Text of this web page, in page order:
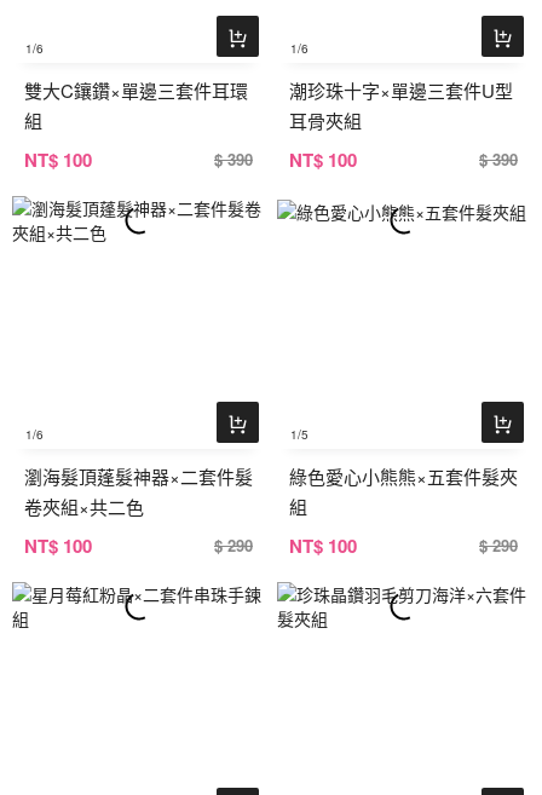
1/6
雙大C鑲鑽×單邊三套件耳環
組
NT$ 100 $ 390
1/6
潮珍珠十字×單邊三套件U型
耳骨夾組
NT$ 100 $ 390
1/6
瀏海髮頂蓬髮神器×二套件髮
卷夾組×共二色
NT$ 100 $ 290
1/5
綠色愛心小熊熊×五套件髮夾
組
NT$ 100 $ 290